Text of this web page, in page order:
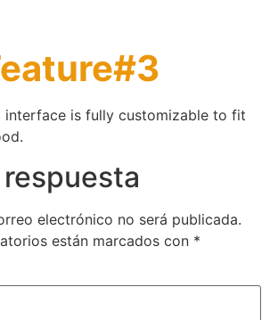
interface is fully customizable to fit
electrónico no será publicada.
están marcados con *